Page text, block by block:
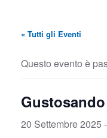
« Tutti gli Eventi
Questo evento è
20 Settembre 2025 -